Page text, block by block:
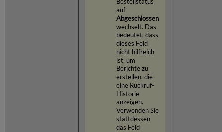
Bestellstatus
auf
Abgeschlossen
wechselt. Das
bedeutet, dass
dieses Feld
nicht hilfreich
ist, um
Berichte zu
erstellen, die
eine Rückruf-
Historie
anzeigen.
Verwenden Sie
stattdessen
das Feld